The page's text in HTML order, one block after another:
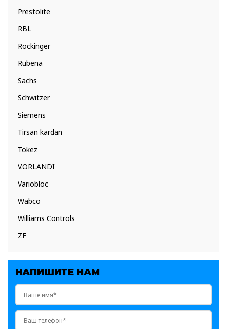
Prestolite
RBL
Rockinger
Rubena
Sachs
Schwitzer
Siemens
Tirsan kardan
Tokez
V.ORLANDI
Variobloc
Wabco
Williams Controls
ZF
НАПИШИТЕ НАМ